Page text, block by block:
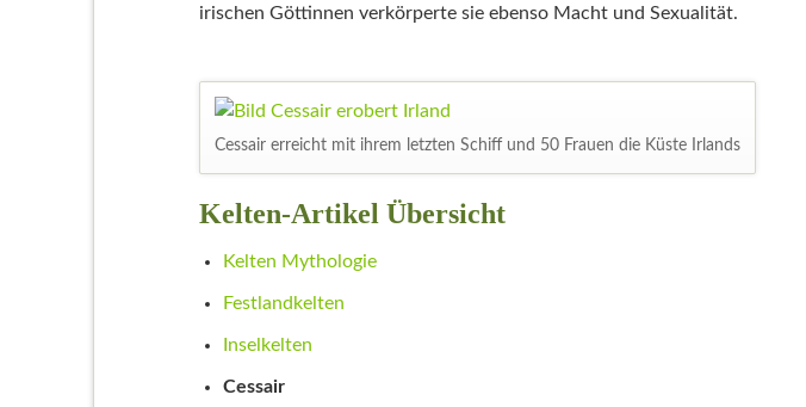
irischen Göttinnen verkörperte sie ebenso Macht und Sexualität.
Cessair erreicht mit ihrem letzten Schiff und 50 Frauen die Küste Irlands
Kelten-Artikel Übersicht
Navigation
Kelten Mythologie
Festlandkelten
Inselkelten
Cessair